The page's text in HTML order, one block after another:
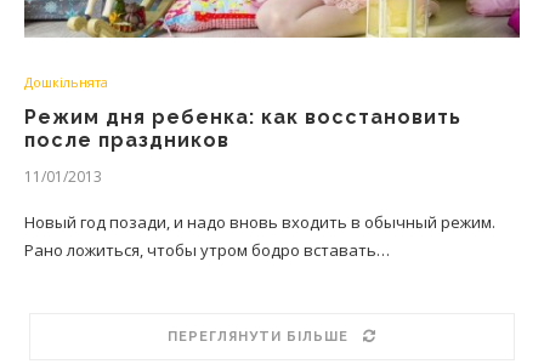
Дошкільнята
Режим дня ребенка: как восстановить
после праздников
11/01/2013
Новый год позади, и надо вновь входить в обычный режим.
Рано ложиться, чтобы утром бодро вставать…
ПЕРЕГЛЯНУТИ БІЛЬШЕ